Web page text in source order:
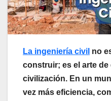
La ingeniería civil no
construir; es el arte
civilización. En un
vez más eficiencia,